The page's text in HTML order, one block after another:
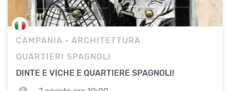
CAMPANIA • ARCHITETTURA
QUARTIERI SPAGNOLI
DINTE E VICHE E QUARTIERE SPAGNOLI!